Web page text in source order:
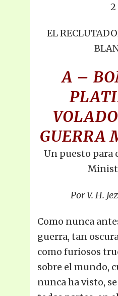
2
EL
A –
GUERRA
Un puesto para
Por V. H.
Como nunca
guerra, tan
como furiosos
sobre el mundo,
nunca ha visto, se